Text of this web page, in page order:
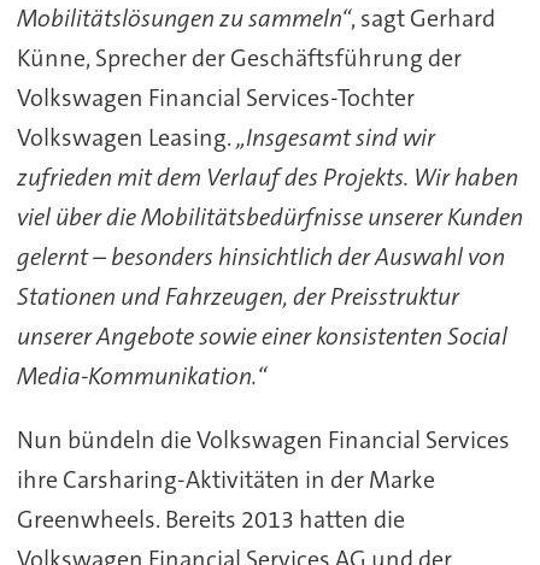
Mobilitätslösungen zu sammeln“, sagt Gerhard
Künne, Sprecher der Geschäftsführung der
Volkswagen Financial Services-Tochter
Volkswagen Leasing.„Insgesamt sind wir
zufrieden mit dem Verlauf des Projekts. Wir haben
viel über die Mobilitätsbedürfnisse unserer Kunden
gelernt – besonders hinsichtlich der Auswahl von
Stationen und Fahrzeugen, der Preisstruktur
unserer Angebote sowie einer konsistenten Social
Media-Kommunikation.“
Nun bündeln die Volkswagen Financial Services
ihre Carsharing-Aktivitäten in der Marke
Greenwheels. Bereits 2013 hatten die
Volkswagen Financial Services AG und der